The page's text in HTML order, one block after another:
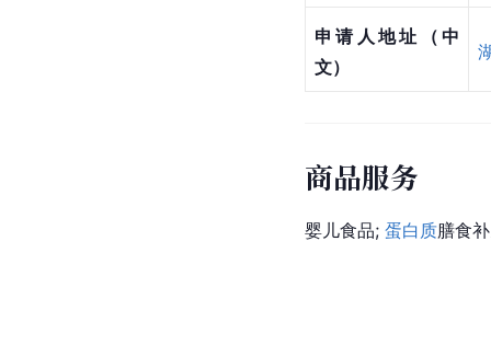
申请人地址（中
文）
商品服务
婴儿食品; 蛋白质膳食